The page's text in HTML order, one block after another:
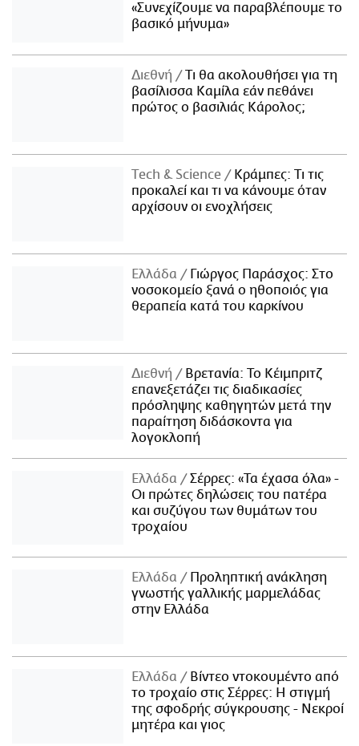
«Συνεχίζουμε να παραβλέπουμε το
βασικό μήνυμα»
Διεθνή
Τι θα ακολουθήσει για τη
βασίλισσα Καμίλα εάν πεθάνει
πρώτος ο βασιλιάς Κάρολος;
Τech & Science
Κράμπες: Τι τις
προκαλεί και τι να κάνουμε όταν
αρχίσουν οι ενοχλήσεις
Ελλάδα
Γιώργος Παράσχος: Στο
νοσοκομείο ξανά ο ηθοποιός για
θεραπεία κατά του καρκίνου
Διεθνή
Βρετανία: Το Κέιμπριτζ
επανεξετάζει τις διαδικασίες
πρόσληψης καθηγητών μετά την
παραίτηση διδάσκοντα για
λογοκλοπή
Ελλάδα
Σέρρες: «Τα έχασα όλα» -
Οι πρώτες δηλώσεις του πατέρα
και συζύγου των θυμάτων του
τροχαίου
Ελλάδα
Προληπτική ανάκληση
γνωστής γαλλικής μαρμελάδας
στην Ελλάδα
Ελλάδα
Βίντεο ντοκουμέντο από
το τροχαίο στις Σέρρες: Η στιγμή
της σφοδρής σύγκρουσης - Νεκροί
μητέρα και γιος